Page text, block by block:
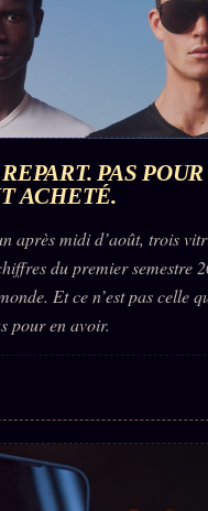
un tip
PAS
ACHETÉ.
après midi d’août, trois
du premier semestre
Et ce n’est pas celle
pour en avoir.